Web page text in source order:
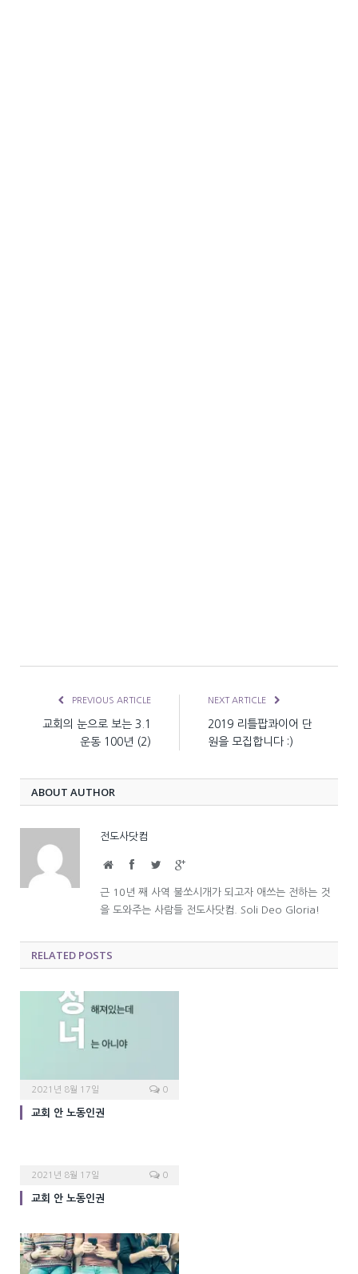
PREVIOUS ARTICLE
교회의 눈으로 보는 3.1
운동 100년 (2)
NEXT ARTICLE
2019 리틀팝콰이어 단
원을 모집합니다 :)
ABOUT AUTHOR
전도사닷컴
WebsiteFacebook
TwitterGoogle+
근 10년 째 사역 불쏘시개가 되고자 애쓰는 전하는 것
을 도와주는 사람들 전도사닷컴. Soli Deo Gloria!
RELATED POSTS
2021년 8월 17일 0
교회 안 노동인권
2021년 8월 17일 0
교회 안 노동인권